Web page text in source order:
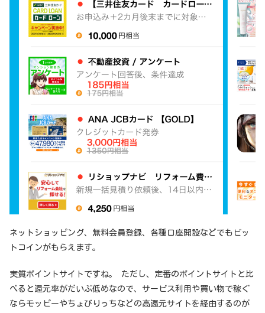
ネットショッピング、無料会員登録、各種口座開設などでもビッ
トコインがもらえます。
実質ポイントサイトですね。 ただし、定番のポイントサイトと比
べると還元率がだいぶ低めなので、サービス利用や買い物で稼ぐ
ならモッピーやちょびりっちなどの高還元サイトを経由するのが